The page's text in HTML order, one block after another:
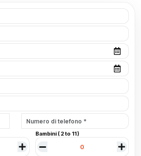
Bambini ( 2 to 11 )